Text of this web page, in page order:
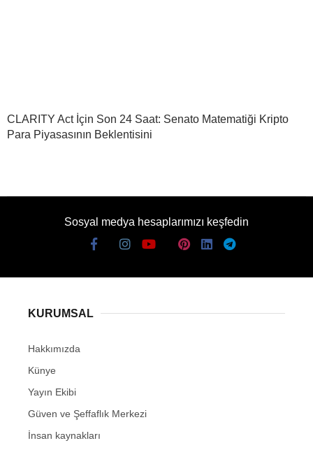
CLARITY Act İçin Son 24 Saat: Senato Matematiği Kripto
Para Piyasasının Beklentisini
Sosyal medya hesaplarımızı keşfedin
KURUMSAL
Hakkımızda
Künye
Yayın Ekibi
Güven ve Şeffaflık Merkezi
İnsan kaynakları